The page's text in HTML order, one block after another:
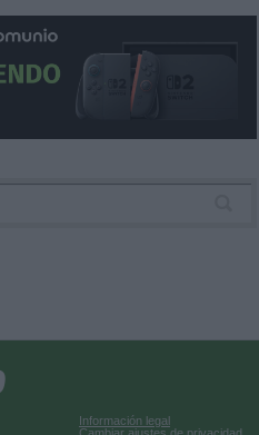
Información legal